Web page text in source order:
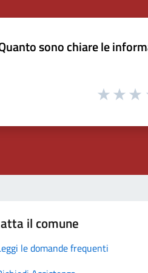
sono chiare le
il comune
le domande frequenti